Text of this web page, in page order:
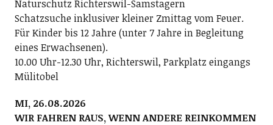
Naturschutz Richterswil-Samstagern
Schatzsuche inklusiver kleiner Zmittag vom Feuer.
Für Kinder bis 12 Jahre (unter 7 Jahre in Begleitung
eines Erwachsenen).
10.00 Uhr-12.30 Uhr, Richterswil, Parkplatz eingangs
Mülitobel
MI, 26.08.2026
WIR FAHREN RAUS, WENN ANDERE REINKOMMEN